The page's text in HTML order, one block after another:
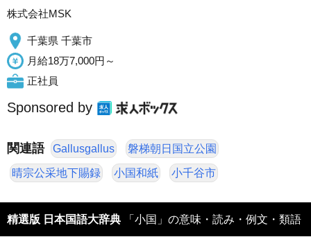
株式会社MSK
千葉県 千葉市
月給18万7,000円～
正社員
Sponsored by
関連語 Gallusgallus 磐梯朝日国立公園
晴宗公采地下賜録 小国和紙 小千谷市
精選版 日本国語大辞典 「小国」の意味・読み・例文・類語